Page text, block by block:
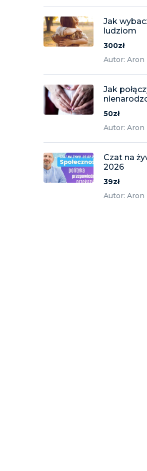
Jak
ludziom
300zł
Autor: Aron
Jak
50zł
Autor: Aron
Czat na
2026
39zł
Autor: Aron